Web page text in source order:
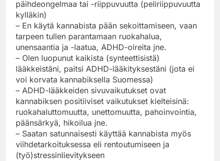
päihdeongelmaa tai -riippuvuutta (peliriippuvuutta
kylläkin)
– En käytä kannabista pään sekoittamiseen, vaan
tarpeen tullen parantamaan ruokahalua,
unensaantia ja -laatua, ADHD-oireita jne.
– Olen luopunut kaikista (synteettisistä)
lääkkeistäni, paitsi ADHD-lääkityksestäni (jota ei
voi korvata kannabiksella Suomessa)
– ADHD-lääkkeiden sivuvaikutukset ovat
kannabiksen positiiviset vaikutukset kielteisinä:
ruokahaluttomuutta, unettomuutta, pahoinvointia,
päänsärkyä, hikoilua jne.
– Saatan satunnaisesti käyttää kannabista myös
viihdetarkoituksessa eli rentoutumiseen ja
(työ)stressinlievitykseen